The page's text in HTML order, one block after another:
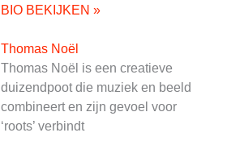
BIO BEKIJKEN »
Thomas Noël
Thomas Noël is een creatieve
duizendpoot die muziek en beeld
combineert en zijn gevoel voor
‘roots’ verbindt